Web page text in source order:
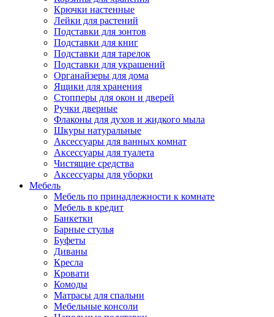
Крючки настенные
Лейки для растений
Подставки для зонтов
Подставки для книг
Подставки для тарелок
Подставки для украшений
Органайзеры для дома
Ящики для хранения
Стопперы для окон и дверей
Ручки дверные
Флаконы для духов и жидкого мыла
Шкуры натуральные
Аксессуары для ванных комнат
Аксессуары для туалета
Чистящие средства
Аксессуары для уборки
Мебель
Мебель по принадлежности к комнате
Мебель в кредит
Банкетки
Барные стулья
Буфеты
Диваны
Кресла
Кровати
Комоды
Матрасы для спальни
Мебельные консоли